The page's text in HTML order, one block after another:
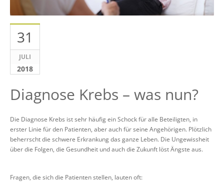
31
JULI
2018
Diagnose Krebs – was nun?
Die Diagnose Krebs ist sehr häufig ein Schock für alle Beteiligten, in
erster Linie für den Patienten, aber auch für seine Angehörigen. Plötzlich
beherrscht die schwere Erkrankung das ganze Leben. Die Ungewissheit
über die Folgen, die Gesundheit und auch die Zukunft löst Ängste aus.
Fragen, die sich die Patienten stellen, lauten oft: